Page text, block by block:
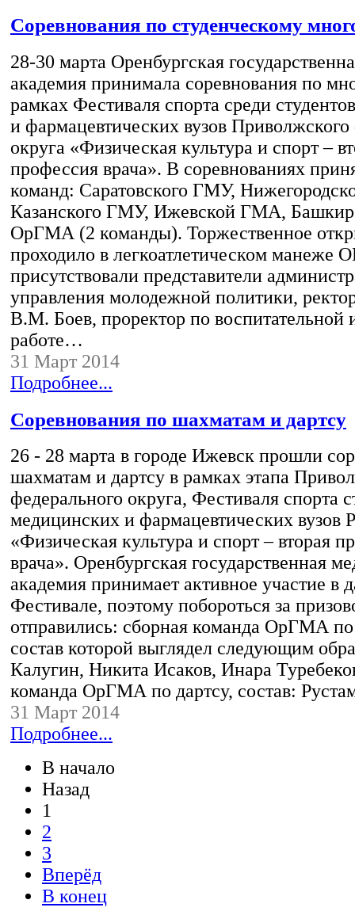
Соревнования по студенческому
28-30 марта Оренбургская
академия принимала соревнования по
рамках Фестиваля спорта среди
и фармацевтических вузов Приволжского
округа «Физическая культура и спорт –
профессия врача». В соревнованиях
команд: Саратовского ГМУ,
Казанского ГМУ, Ижевской ГМА,
ОрГМА (2 команды). Торжественное
проходило в легкоатлетическом манеже
присутствовали представители
управления молодежной политики,
В.М. Боев, проректор по воспитательной
работе…
31 Март 2014
Подробнее...
Соревнования по шахматам и дартсу
26 - 28 марта в городе Ижевск прошли
шахматам и дартсу в рамках этапа
федерального округа, Фестиваля спорта
медицинских и фармацевтических вузов
«Физическая культура и спорт – вторая
врача». Оренбургская государственная
академия принимает активное участие в
Фестивале, поэтому побороться за
отправились: сборная команда ОрГМА
состав которой выглядел следующим
Калугин, Никита Исаков, Инара
команда ОрГМА по дартсу, состав:
31 Март 2014
Подробнее...
В начало
Назад
1
2
3
Вперёд
В конец